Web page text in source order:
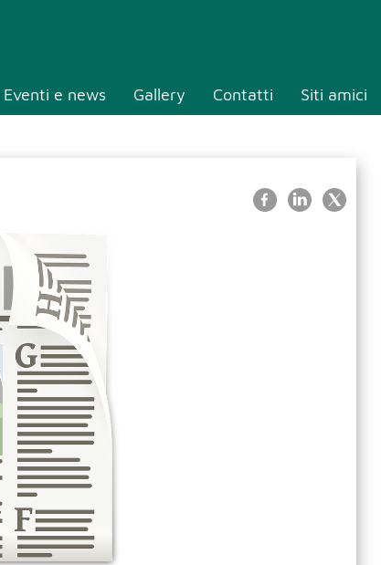
Eventi e news Gallery Contatti Siti amici